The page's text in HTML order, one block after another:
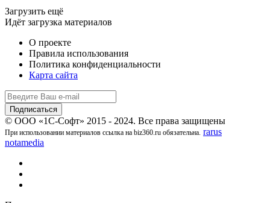
Загрузить ещё
Идёт загрузка материалов
О проекте
Правила использования
Политика конфиденциальности
Карта сайта
© ООО «1С-Софт» 2015 - 2024. Все права защищены
При использовании материалов ссылка на biz360.ru обязательна. rarus
notamedia